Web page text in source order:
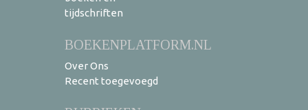
tijdschriften
BOEKENPLATFORM.NL
Over Ons
Recent toegevoegd